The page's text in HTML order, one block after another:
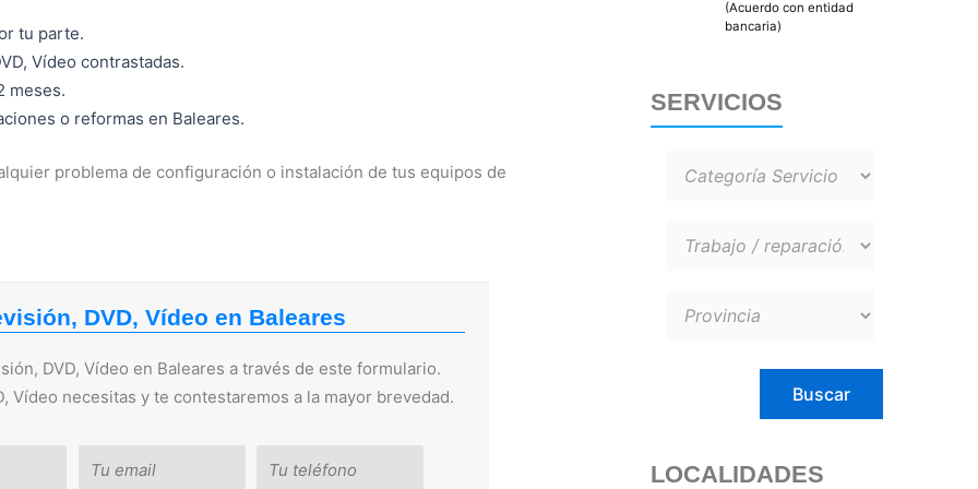
tu parte.
Vídeo contrastadas.
meses.
o reformas en Baleares.
problema de configuración o instalación de tus equipos de
DVD, Vídeo en Baleares
DVD, Vídeo en Baleares a través de este formulario.
Vídeo necesitas y te contestaremos a la mayor brevedad.
(Acuerdo con entidad
bancaria)
SERVICIOS
LOCALIDADES